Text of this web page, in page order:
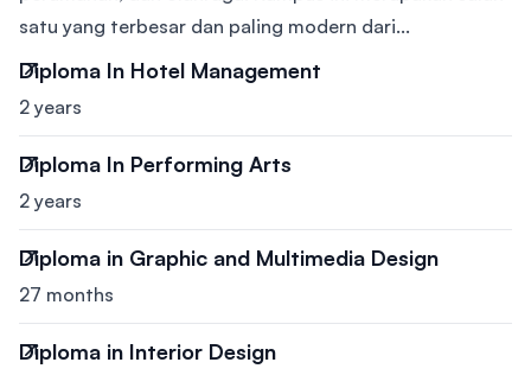
satu yang terbesar dan paling modern dari...
Diploma In Hotel Management
2 years
Diploma In Performing Arts
2 years
Diploma in Graphic and Multimedia Design
27 months
Diploma in Interior Design